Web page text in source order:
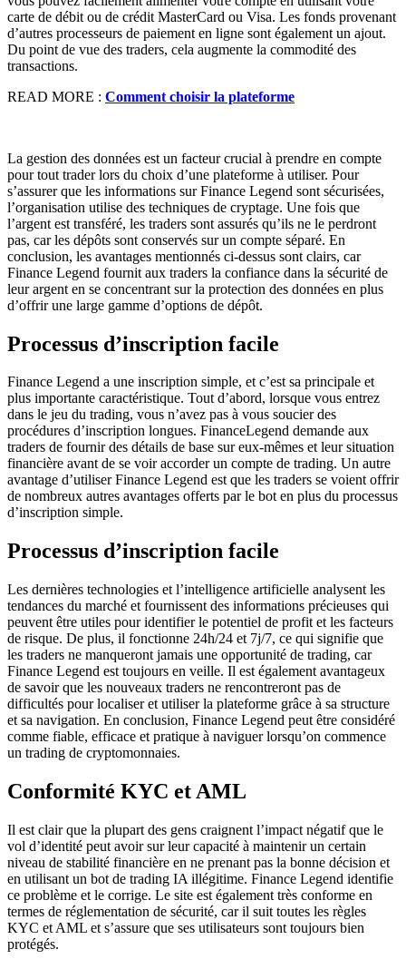
carte de débit ou de crédit MasterCard ou Visa. Les fonds provenant
d’autres processeurs de paiement en ligne sont également un ajout.
Du point de vue des traders, cela augmente la commodité des
transactions.
READ MORE : Comment choisir la plateforme
La gestion des données est un facteur crucial à prendre en compte
pour tout trader lors du choix d’une plateforme à utiliser. Pour
s’assurer que les informations sur Finance Legend sont sécurisées,
l’organisation utilise des techniques de cryptage. Une fois que
l’argent est transféré, les traders sont assurés qu’ils ne le perdront
pas, car les dépôts sont conservés sur un compte séparé. En
conclusion, les avantages mentionnés ci-dessus sont clairs, car
Finance Legend fournit aux traders la confiance dans la sécurité de
leur argent en se concentrant sur la protection des données en plus
d’offrir une large gamme d’options de dépôt.
Processus d’inscription facile
Finance Legend a une inscription simple, et c’est sa principale et
plus importante caractéristique. Tout d’abord, lorsque vous entrez
dans le jeu du trading, vous n’avez pas à vous soucier des
procédures d’inscription longues. FinanceLegend demande aux
traders de fournir des détails de base sur eux-mêmes et leur situation
financière avant de se voir accorder un compte de trading. Un autre
avantage d’utiliser Finance Legend est que les traders se voient offrir
de nombreux autres avantages offerts par le bot en plus du processus
d’inscription simple.
Processus d’inscription facile
Les dernières technologies et l’intelligence artificielle analysent les
tendances du marché et fournissent des informations précieuses qui
peuvent être utiles pour identifier le potentiel de profit et les facteurs
de risque. De plus, il fonctionne 24h/24 et 7j/7, ce qui signifie que
les traders ne manqueront jamais une opportunité de trading, car
Finance Legend est toujours en veille. Il est également avantageux
de savoir que les nouveaux traders ne rencontreront pas de
difficultés pour localiser et utiliser la plateforme grâce à sa structure
et sa navigation. En conclusion, Finance Legend peut être considéré
comme fiable, efficace et pratique à naviguer lorsqu’on commence
un trading de cryptomonnaies.
Conformité KYC et AML
Il est clair que la plupart des gens craignent l’impact négatif que le
vol d’identité peut avoir sur leur capacité à maintenir un certain
niveau de stabilité financière en ne prenant pas la bonne décision et
en utilisant un bot de trading IA illégitime. Finance Legend identifie
ce problème et le corrige. Le site est également très conforme en
termes de réglementation de sécurité, car il suit toutes les règles
KYC et AML et s’assure que ses utilisateurs sont toujours bien
protégés.